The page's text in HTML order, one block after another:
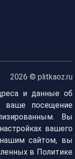
2026 © plitkaoz.ru
и данные об
ваше посещение
Вы
вашего
нашим сайтом, вы
в Политике